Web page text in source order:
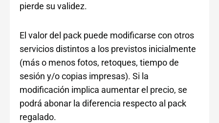
pierde su validez.
El valor del pack puede modificarse con otros
servicios distintos a los previstos inicialmente
(más o menos fotos, retoques, tiempo de
sesión y/o copias impresas). Si la
modificación implica aumentar el precio, se
podrá abonar la diferencia respecto al pack
regalado.